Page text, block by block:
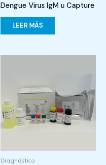
Dengue Virus IgM u Capture
LEER MÁS
Diagnóstico